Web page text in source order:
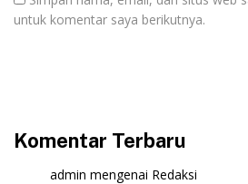
untuk komentar saya berikutnya.
Komentar Terbaru
admin mengenai Redaksi